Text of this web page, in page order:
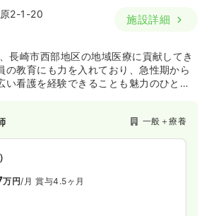
万円 /月 賞与60.0〜75.0万円
月給27万円以上可
る 詳細を見る
2-1-20
施設詳細
長崎市西部地区の地域医療に貢献してき
の教育にも力を入れており、急性期から
い看護を経験できることも魅力のひとつ
一般＋療養
万円/月 賞与4.5ヶ月